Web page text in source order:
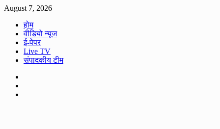
Skip
content
August 7, 2026
होम
वीडियो न्यूज
ई-पेपर
Live TV
संपादकीय टीम